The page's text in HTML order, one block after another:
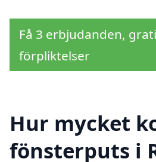
Få 3 erbjudanden,
förpliktelser
Hur mycket
fönsterputs i